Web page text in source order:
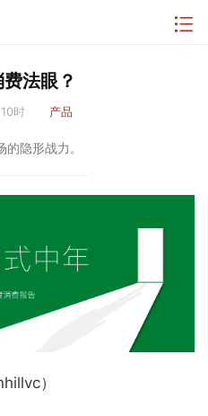
法眼？
时 产品
隐形战力。
）